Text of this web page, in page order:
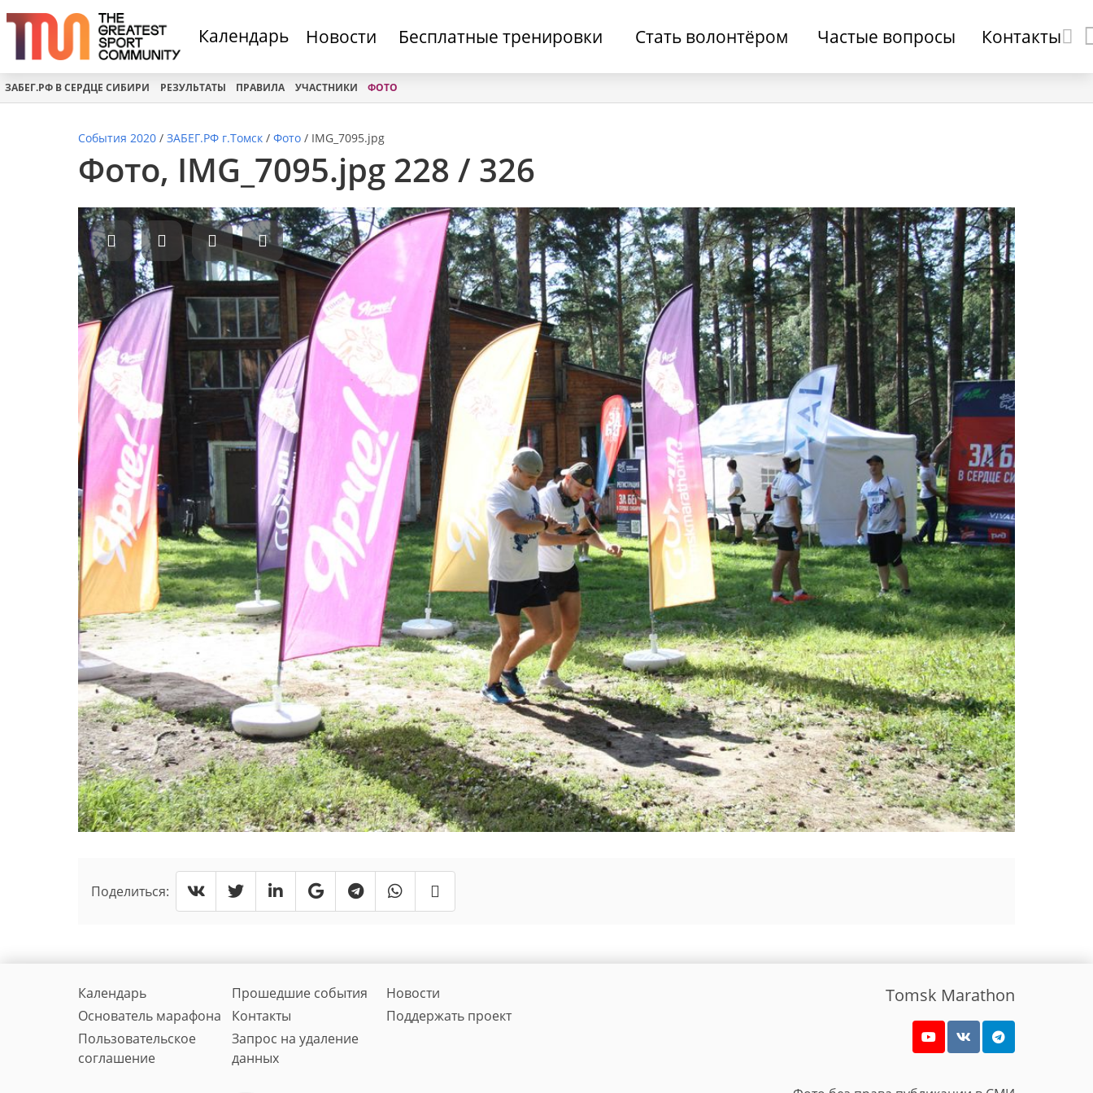
Календарь Новости Бесплатные тренировки Стать волонтёром Частые вопросы Контакты
ЗАБЕГ.РФ В СЕРДЦЕ СИБИРИ РЕЗУЛЬТАТЫ ПРАВИЛА УЧАСТНИКИ ФОТО
События 2020 / ЗАБЕГ.РФ г.Томск / Фото / IMG_7095.jpg
Фото, IMG_7095.jpg 228 / 326
Поделиться:
Календарь Прошедшие события
Новости
Основатель марафона
Контакты
Поддержать проект
Пользовательское
соглашение
Запрос на удаление
данных
Tomsk Marathon